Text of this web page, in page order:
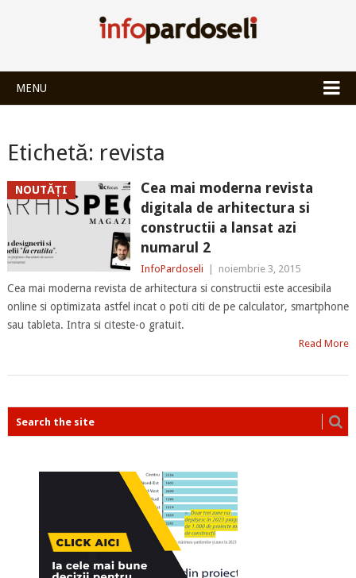
MENU
Etichetă: revista
NOUTĂȚI
Cea mai moderna revista
digitala de arhitectura si
constructii a lansat azi
numarul 2
InfoPardoseli noiembrie 3, 2015
Cea mai moderna revista de arhitectura si constructii este accesibila
online si optimizata astfel incat o poti citi de pe calculator, smartphone
sau tableta. Intra si citeste-o gratuit.
Read More
POSTS
NAVIGATION